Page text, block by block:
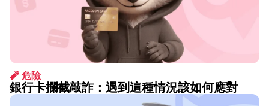
🧨 危險
銀行卡攔截敲詐：遇到這種情況該如何應對
1月 14 2026